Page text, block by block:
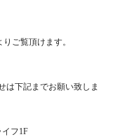
ご覧頂けます。
は下記までお願い致しま
イフ1F